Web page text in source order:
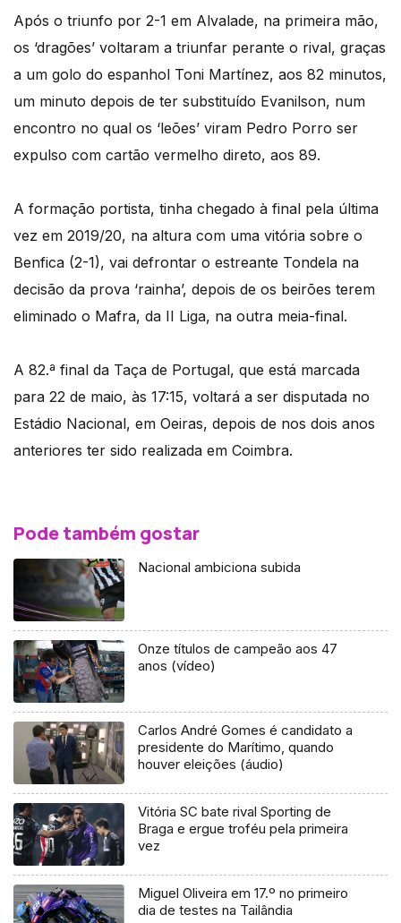
Após o triunfo por 2-1 em Alvalade, na primeira mão,
os ‘dragões’ voltaram a triunfar perante o rival, graças
a um golo do espanhol Toni Martínez, aos 82 minutos,
um minuto depois de ter substituído Evanilson, num
encontro no qual os ‘leões’ viram Pedro Porro ser
expulso com cartão vermelho direto, aos 89.
A formação portista, tinha chegado à final pela última
vez em 2019/20, na altura com uma vitória sobre o
Benfica (2-1), vai defrontar o estreante Tondela na
decisão da prova ‘rainha’, depois de os beirões terem
eliminado o Mafra, da II Liga, na outra meia-final.
A 82.ª final da Taça de Portugal, que está marcada
para 22 de maio, às 17:15, voltará a ser disputada no
Estádio Nacional, em Oeiras, depois de nos dois anos
anteriores ter sido realizada em Coimbra.
Pode também gostar
Nacional ambiciona subida
Onze títulos de campeão aos 47
anos (vídeo)
Carlos André Gomes é candidato a
presidente do Marítimo, quando
houver eleições (áudio)
Vitória SC bate rival Sporting de
Braga e ergue troféu pela primeira
vez
Miguel Oliveira em 17.º no primeiro
dia de testes na Tailândia